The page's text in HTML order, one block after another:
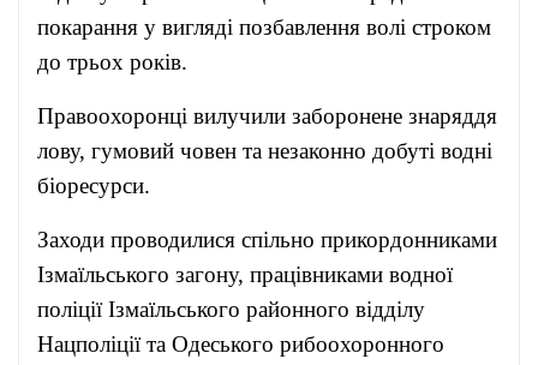
покарання у вигляді позбавлення волі строком
до трьох років.
Правоохоронці вилучили заборонене знаряддя
лову, гумовий човен та незаконно добуті водні
біоресурси.
Заходи проводилися спільно прикордонниками
Ізмаїльського загону, працівниками водної
поліції Ізмаїльського районного відділу
Нацполіції та Одеського рибоохоронного